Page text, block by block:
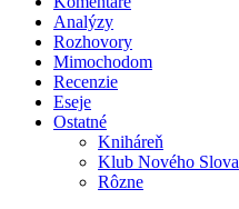
Analýzy
Rozhovory
Mimochodom
Recenzie
Eseje
Ostatné
Kniháreň
Klub Nového Slova
Rôzne